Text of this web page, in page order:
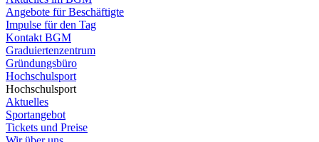
Angebote für Beschäftigte
Impulse für den Tag
Kontakt BGM
Graduiertenzentrum
Gründungsbüro
Hochschulsport
Hochschulsport
Aktuelles
Sportangebot
Tickets und Preise